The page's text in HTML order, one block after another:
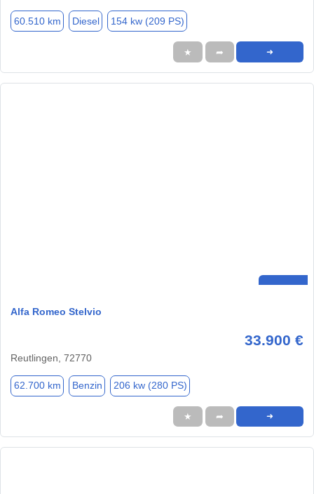
60.510 km Diesel 154 kw (209 PS)
★ ➦ ➜
Alfa Romeo Stelvio
33.900 €
Reutlingen, 72770
62.700 km Benzin 206 kw (280 PS)
★ ➦ ➜